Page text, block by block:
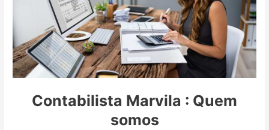
Contabilista Marvila : Quem
somos